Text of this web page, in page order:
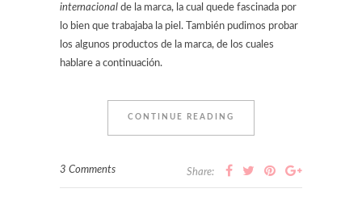
internacional de la marca, la cual quede fascinada por
lo bien que trabajaba la piel. También pudimos probar
los algunos productos de la marca, de los cuales
hablare a continuación.
CONTINUE READING
3 Comments Share: